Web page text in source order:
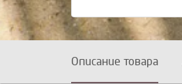
Описание товара